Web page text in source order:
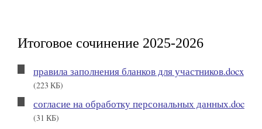
Итоговое сочинение 2025-2026
правила заполнения бланков для участников.docx
(223 КБ)
согласие на обработку персональных данных.doc
(31 КБ)